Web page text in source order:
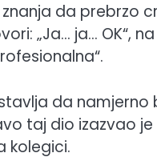
da prebrzo
„Ja… ja… OK“,
da namjerno
taj dio izazvao
kolegici.